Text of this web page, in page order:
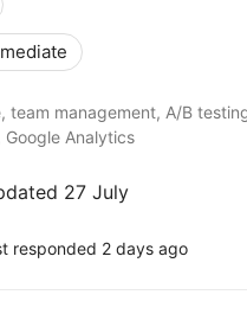
team management, A/B
Analytics
27 July
responded 2 days ago